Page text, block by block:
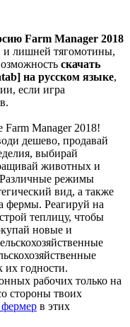
Farm Manager 2018
и лишней тягомотины,
скачать
на русском языке,
если игра
Manager 2018!
дешево, продавай
выбирай
животных и
режимы
вид, а также
фермы. Реагируй на
теплицу, чтобы
новые и
их годности.
рабочих только на
стороны твоих
в этих